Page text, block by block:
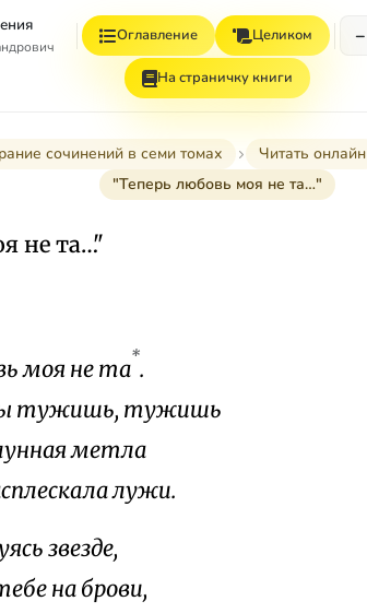
Оглавление Целиком −
На страничку книги
сочинений в семи томах Читать онлайн
"Теперь любовь моя не та…"
не та…"
моя не та*.
тужишь, тужишь
метла
лужи.
звезде,
на брови,